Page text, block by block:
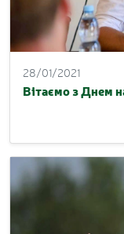
28/01/2021
Вітаємо з Днем